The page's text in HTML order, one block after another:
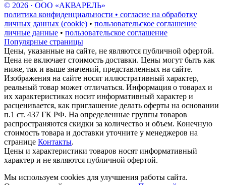
© 2026 · ООО «АКВАРЕЛЬ»
политика конфиденциальности • согласие на обработку
личных данных (cookie) • пользовательское соглашение
личные данные • пользовательское соглашение
Популярные страницы
Цены, указанные на сайте, не являются публичной офертой.
Цена не включает стоимость доставки. Цены могут быть как
ниже, так и выше значений, представленных на сайте.
Изображения на сайте носят иллюстративный характер,
реальный товар может отличаться. Информация о товарах и
их характеристиках носит информативный характер и
расценивается, как приглашение делать оферты на основании
п.1 ст. 437 ГК РФ. На определенные группы товаров
распространяются скидки за количество и объем. Конечную
стоимость товара и доставки уточните у менеджеров на
странице Контакты.
Цены и характеристики товаров носят информативный
характер и не являются публичной офертой.
Мы используем cookies для улучшения работы сайта.